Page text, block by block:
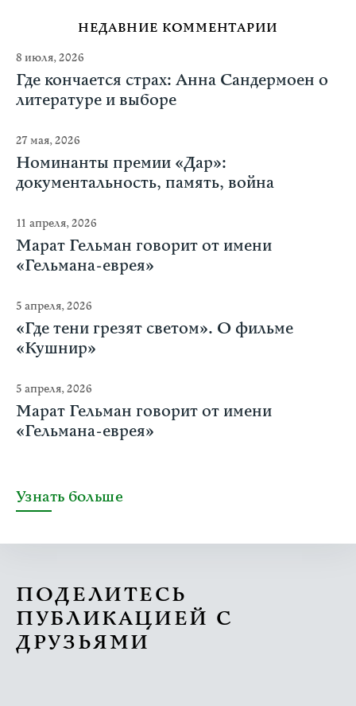
НЕДАВНИЕ КОММЕНТАРИИ
8 июля, 2026
Где кончается страх: Анна Сандермоен о
литературе и выборе
27 мая, 2026
Номинанты премии «Дар»:
документальность, память, война
11 апреля, 2026
Марат Гельман говорит от имени
«Гельмана-еврея»
5 апреля, 2026
«Где тени грезят светом». О фильме
«Кушнир»
5 апреля, 2026
Марат Гельман говорит от имени
«Гельмана-еврея»
Узнать больше
ПОДЕЛИТЕСЬ
ПУБЛИКАЦИЕЙ С
ДРУЗЬЯМИ